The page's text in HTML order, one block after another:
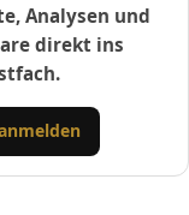
Analysen und
direkt ins